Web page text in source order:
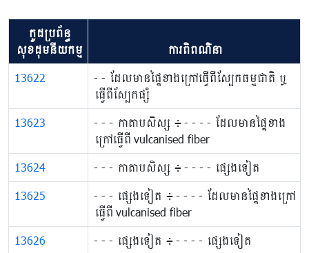
កូដប្រព័ន្ធ
សុខដុមនីយកម្ម
ការពិពណ៌នា
13622
​- - ដែល​មាន​ផ្ទៃ​ខាង​ក្រៅ​ធ្វើ​ពី​ស្បែកធម្មជាតិ ឬ
ធ្វើ​ពី​ស្បែកផ្សំ
13623
​- - - កាតាប​សិស្ស ៖ ​- - - - ដែលមាន​ផ្ទៃ​ខាង​
ក្រៅ​ធ្វើ​ពី​ vulcanised fiber
13624 ​- - - កាតាប​សិស្ស ៖ - - - - ផ្សេងទៀត
13625
- - - ផ្សេងទៀត ៖ ​- - - - ដែលមាន​ផ្ទៃ​ខាង​ក្រៅ​
ធ្វើ​ពី​ vulcanised fiber
13626 - - - ផ្សេងទៀត ៖ - - - - ផ្សេងទៀត